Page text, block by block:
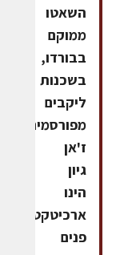
השאטו
ממוקם
בבורדו,
בשכנות
ליקבים
מפורסמים.
ז'אן
גיון
הינו
ארכיטקט
פנים